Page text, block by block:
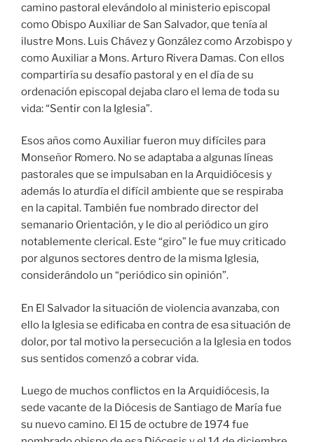
camino pastoral elevándolo al ministerio episcopal
como Obispo Auxiliar de San Salvador, que tenía al
ilustre Mons. Luis Chávez y González como Arzobispo y
como Auxiliar a Mons. Arturo Rivera Damas. Con ellos
compartiría su desafío pastoral y en el día de su
ordenación episcopal dejaba claro el lema de toda su
vida: “Sentir con la Iglesia”.
Esos años como Auxiliar fueron muy difíciles para
Monseñor Romero. No se adaptaba a algunas líneas
pastorales que se impulsaban en la Arquidiócesis y
además lo aturdía el difícil ambiente que se respiraba
en la capital. También fue nombrado director del
semanario Orientación, y le dio al periódico un giro
notablemente clerical. Este “giro” le fue muy criticado
por algunos sectores dentro de la misma Iglesia,
considerándolo un “periódico sin opinión”.
En El Salvador la situación de violencia avanzaba, con
ello la Iglesia se edificaba en contra de esa situación de
dolor, por tal motivo la persecución a la Iglesia en todos
sus sentidos comenzó a cobrar vida.
Luego de muchos conflictos en la Arquidiócesis, la
sede vacante de la Diócesis de Santiago de María fue
su nuevo camino. El 15 de octubre de 1974 fue